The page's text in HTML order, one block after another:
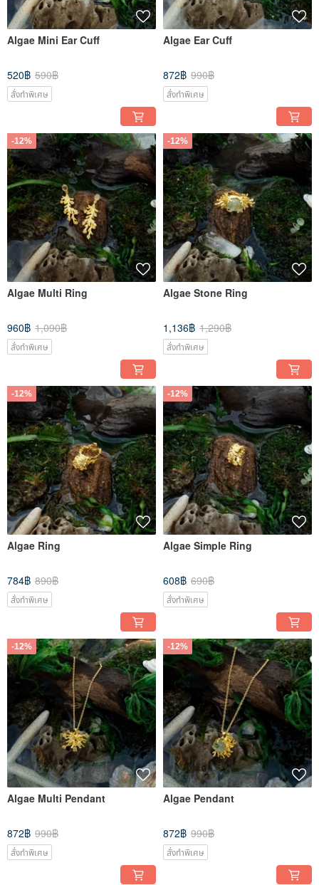
Algae Mini Ear Cuff
520฿ 590฿
สั่งทำพิเศษ
Algae Ear Cuff
872฿ 990฿
สั่งทำพิเศษ
-12%
Algae Multi Ring
960฿ 1,090฿
สั่งทำพิเศษ
-12%
Algae Stone Ring
1,136฿ 1,290฿
สั่งทำพิเศษ
-12%
Algae Ring
784฿ 890฿
สั่งทำพิเศษ
-12%
Algae Simple Ring
608฿ 690฿
สั่งทำพิเศษ
-12%
Algae Multi Pendant
872฿ 990฿
สั่งทำพิเศษ
-12%
Algae Pendant
872฿ 990฿
สั่งทำพิเศษ